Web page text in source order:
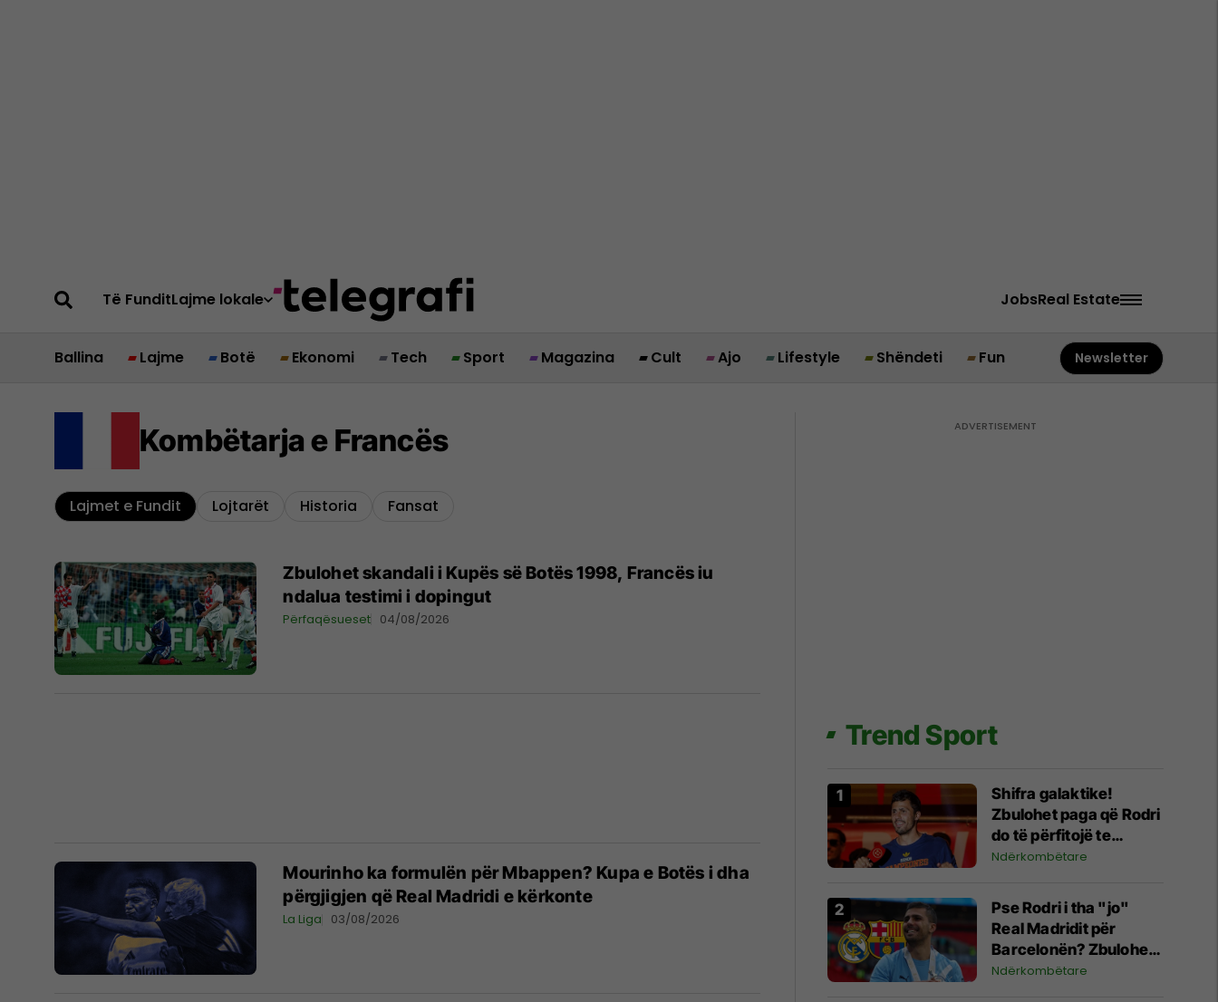
Të FunditLajme lokale JobsReal Estate
Ballina Lajme Botë Ekonomi Tech Sport Magazina Cult Ajo Lifestyle Shëndeti Fun Newsletter
Kombëtarja e Francës
Lajmet e Fundit Lojtarët Historia Fansat
Zbulohet skandali i Kupës së Botës 1998, Francës iu
ndalua testimi i dopingut
Përfaqësueset 04/08/2026
Mourinho ka formulën për Mbappen? Kupa e Botës i dha
përgjigjen që Real Madridi e kërkonte
La Liga 03/08/2026
Trend Sport
Shifra galaktike!
Zbulohet paga që Rodri
do të përfitojë te
Barcelona
Ndërkombëtare
Pse Rodri i tha "jo"
Real Madridit për
Barcelonën? Zbulohen
tri arsyet që ia
Ndërkombëtare